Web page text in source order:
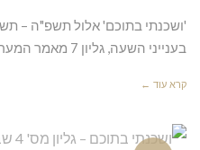
'ושכנתי בתוכם' אלול תשפ"ה –
בענייני השעה, גליון 7 מאמר המערכת – מאת הרב
קרא עוד ←